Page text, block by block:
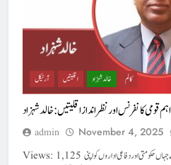
آرٹیکل اقلیتیں خالد شہزاد کالم
اہم قومی کانفرنس اور نظر انداز اقلیتیں:خالد شہزاد
admin November 4, 2025
Views: 1,125 پاکستان میں بڑھتی اور دہشت گردی کی نئی لہر نے جہاں حکومتی اور دفاعی اداروں کو اپنی